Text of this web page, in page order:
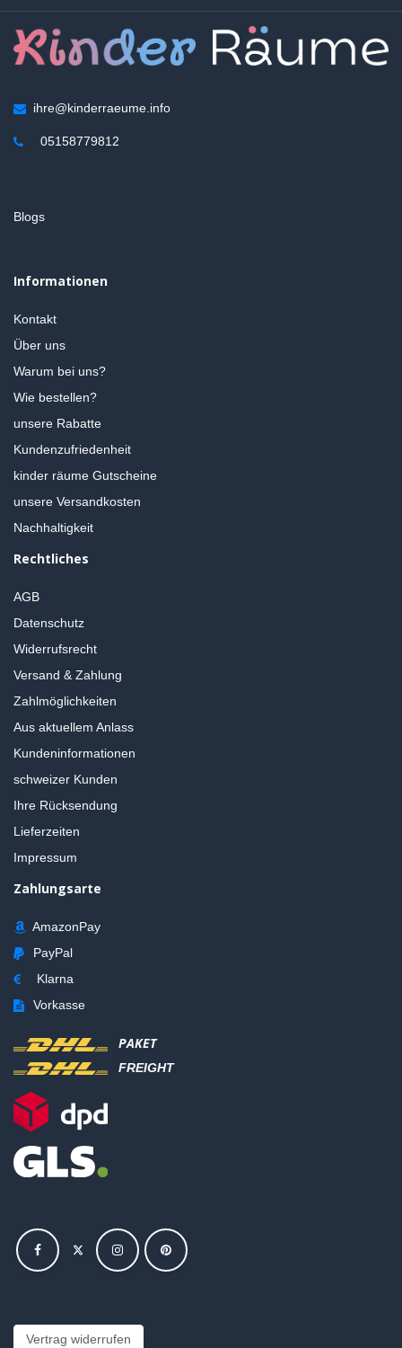
ihre@kinderraeume.info
05158779812
Blogs
Informationen
Kontakt
Über uns
Warum bei uns?
Wie bestellen?
unsere Rabatte
Kundenzufriedenheit
kinder räume Gutscheine
unsere Versandkosten
Nachhaltigkeit
Rechtliches
AGB
Datenschutz
Widerrufsrecht
Versand & Zahlung
Zahlmöglichkeiten
Aus aktuellem Anlass
Kundeninformationen
schweizer Kunden
Ihre Rücksendung
Lieferzeiten
Impressum
Zahlungsarte
AmazonPay
PayPal
Klarna
Vorkasse
PAKET
FREIGHT
Vertrag widerrufen